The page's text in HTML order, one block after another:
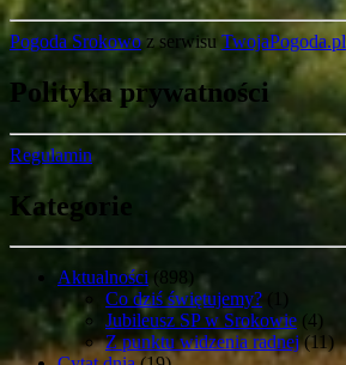
Pogoda Srokowo z serwisu TwojaPogoda.pl
Polityka prywatności
Regulamin
Kategorie
Aktualności (898)
Co dziś świętujemy?
Jubileusz SP w Srokowie (4)
Z punktu widzenia radnej(11)